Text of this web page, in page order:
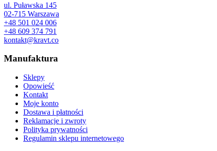
ul. Puławska 145
02-715 Warszawa
+48 501 024 006
+48 609 374 791
kontakt@kravt.co
Manufaktura
Sklepy
Opowieść
Kontakt
Moje konto
Dostawa i płatności
Reklamacje i zwroty
Polityka prywatności
Regulamin sklepu internetowego